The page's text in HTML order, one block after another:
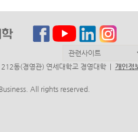
동(경영관) 연세대학교 경영대학 | 개인정
All rights reserved.